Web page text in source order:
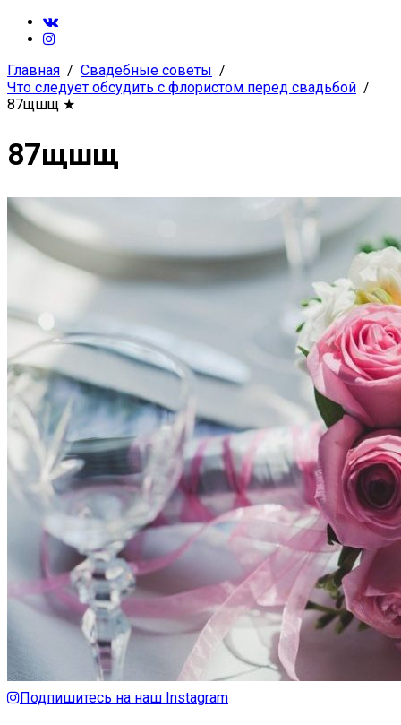
Главная
Свадебные советы
Что следует обсудить с флористом перед свадьбой
87щшщ ★
87щшщ
Подпишитесь на наш Instagram